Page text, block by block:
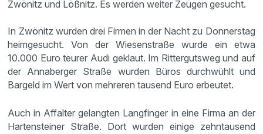
Zwönitz und Lößnitz. Es werden weiter Zeugen gesucht.
In Zwönitz wurden drei Firmen in der Nacht zu Donnerstag
heimgesucht. Von der Wiesenstraße wurde ein etwa
10.000 Euro teurer Audi geklaut. Im Rittergutsweg und auf
der Annaberger Straße wurden Büros durchwühlt und
Bargeld im Wert von mehreren tausend Euro erbeutet.
Auch in Affalter gelangten Langfinger in eine Firma an der
Hartensteiner Straße. Dort wurden einige zehntausend